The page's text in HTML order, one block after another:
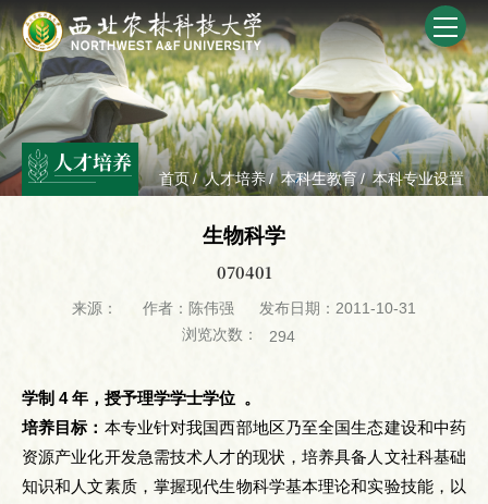
人才培养
首页 / 人才培养 / 本科生教育 / 本科专业设置
生物科学
070401
来源： 作者：陈伟强
发布日期：2011-10-31
浏览次数：
294
学制 4 年，授予理学学士学位 。
培养目标： 本专业针对我国西部地区乃至全国生态建设和中药
资源产业化开发急需技术人才的现状，培养具备人文社科基础
知识和人文素质，掌握现代生物科学基本理论和实验技能，以